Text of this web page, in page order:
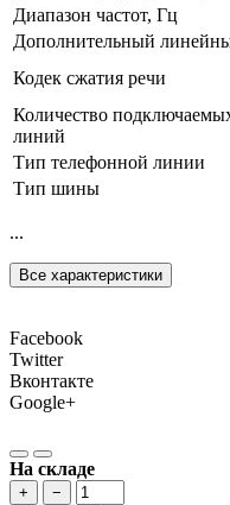
Диапазон частот, Гц
Дополнительный
Кодек сжатия речи
Количество
линий
Тип телефонной линии
Тип шины
...
Все характеристики
Facebook
Twitter
Вконтакте
Google+
На складе
+
−